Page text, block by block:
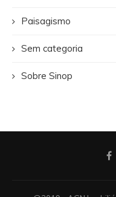
Paisagismo
Sem categoria
Sobre Sinop